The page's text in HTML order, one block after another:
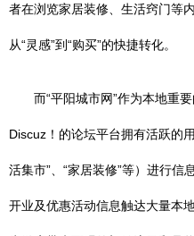
者在浏览家居装修、生活窍门等
从“灵感”到“购买”的快捷转化。
而“平阳城市网”作为本地重
Discuz！的论坛平台拥有活跃的
活集市”、“家居装修”等）进行
开业及优惠活动信息触达大量本